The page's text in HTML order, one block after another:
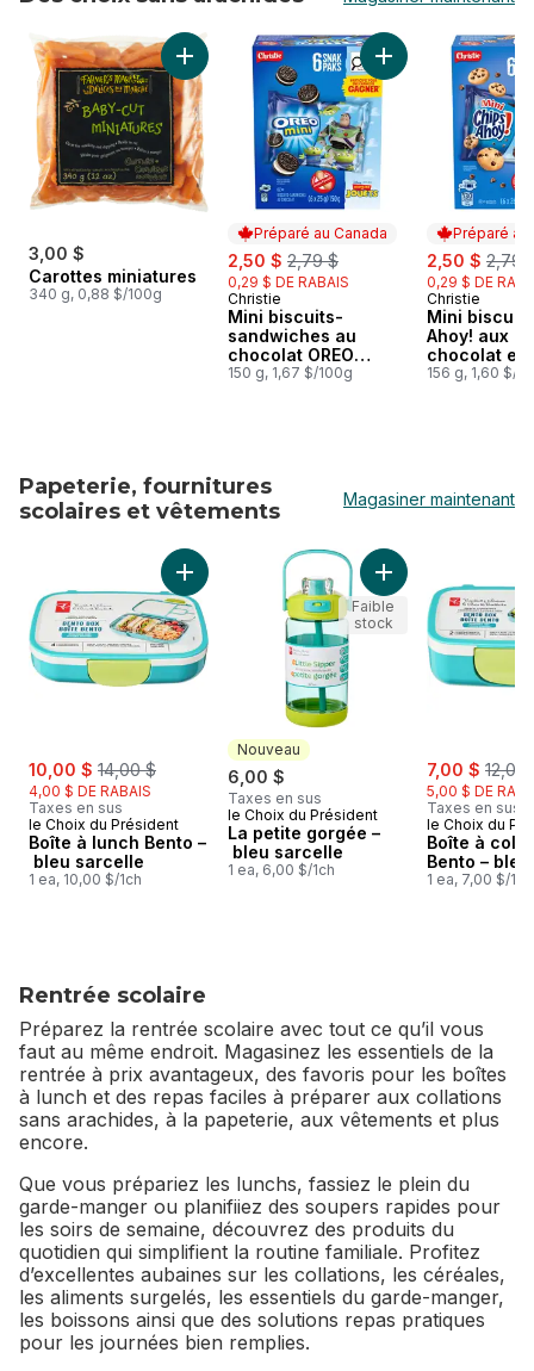
sauter Des choix sans arachides
3,00 $
Carottes miniatures
340 g, 0,88 $/100g
Ajouter Carottes miniatures au panier
Préparé au Canada
sale:
2,50 $ , formerly:
2,79 $
0,29 $ DE RABAIS
Préparé au Canada
Christie
Mini biscuits-
sandwiches au
chocolat OREO
L’original
150 g, 1,67 $/100g
Ajouter Mini
Préparé au
sale:
2,50 $ ,
2,79
0,29 $ DE
Préparé au
Christie
Mini
Ahoy! aux
chocolat en
Snak Paks
156 g, 1,60 $/
Papeterie, fournitures
scolaires et vêtements
Magasiner maintenant
sauter Papeterie, fournitures scolaires et vêtements
sale:
10,00 $ , formerly:
14,00 $
4,00 $ DE RABAIS
Taxes en sus
le Choix du Président
Boîte à lunch Bento –
bleu sarcelle
1 ea, 10,00 $/1ch
Ajouter Boîte à lunch Bento – bleu sarcelle
Nouveau
6,00 $
Taxes en sus
Nouveau
le Choix du Président
La petite gorgée –
bleu sarcelle
1 ea, 6,00 $/1ch
Ajouter La petite
Faible
stock
sale:
7,00 $ ,
12,00
5,00 $ DE
Taxes en sus
le Choix du
Boîte à
Bento –
1 ea, 7,00 $/1ch
Rentrée scolaire
Préparez la rentrée scolaire avec tout ce qu’il vous
faut au même endroit. Magasinez les essentiels de la
rentrée à prix avantageux, des favoris pour les boîtes
à lunch et des repas faciles à préparer aux collations
sans arachides, à la papeterie, aux vêtements et plus
encore.
Que vous prépariez les lunchs, fassiez le plein du
garde-manger ou planifiiez des soupers rapides pour
les soirs de semaine, découvrez des produits du
quotidien qui simplifient la routine familiale. Profitez
d’excellentes aubaines sur les collations, les céréales,
les aliments surgelés, les essentiels du garde-manger,
les boissons ainsi que des solutions repas pratiques
pour les journées bien remplies.